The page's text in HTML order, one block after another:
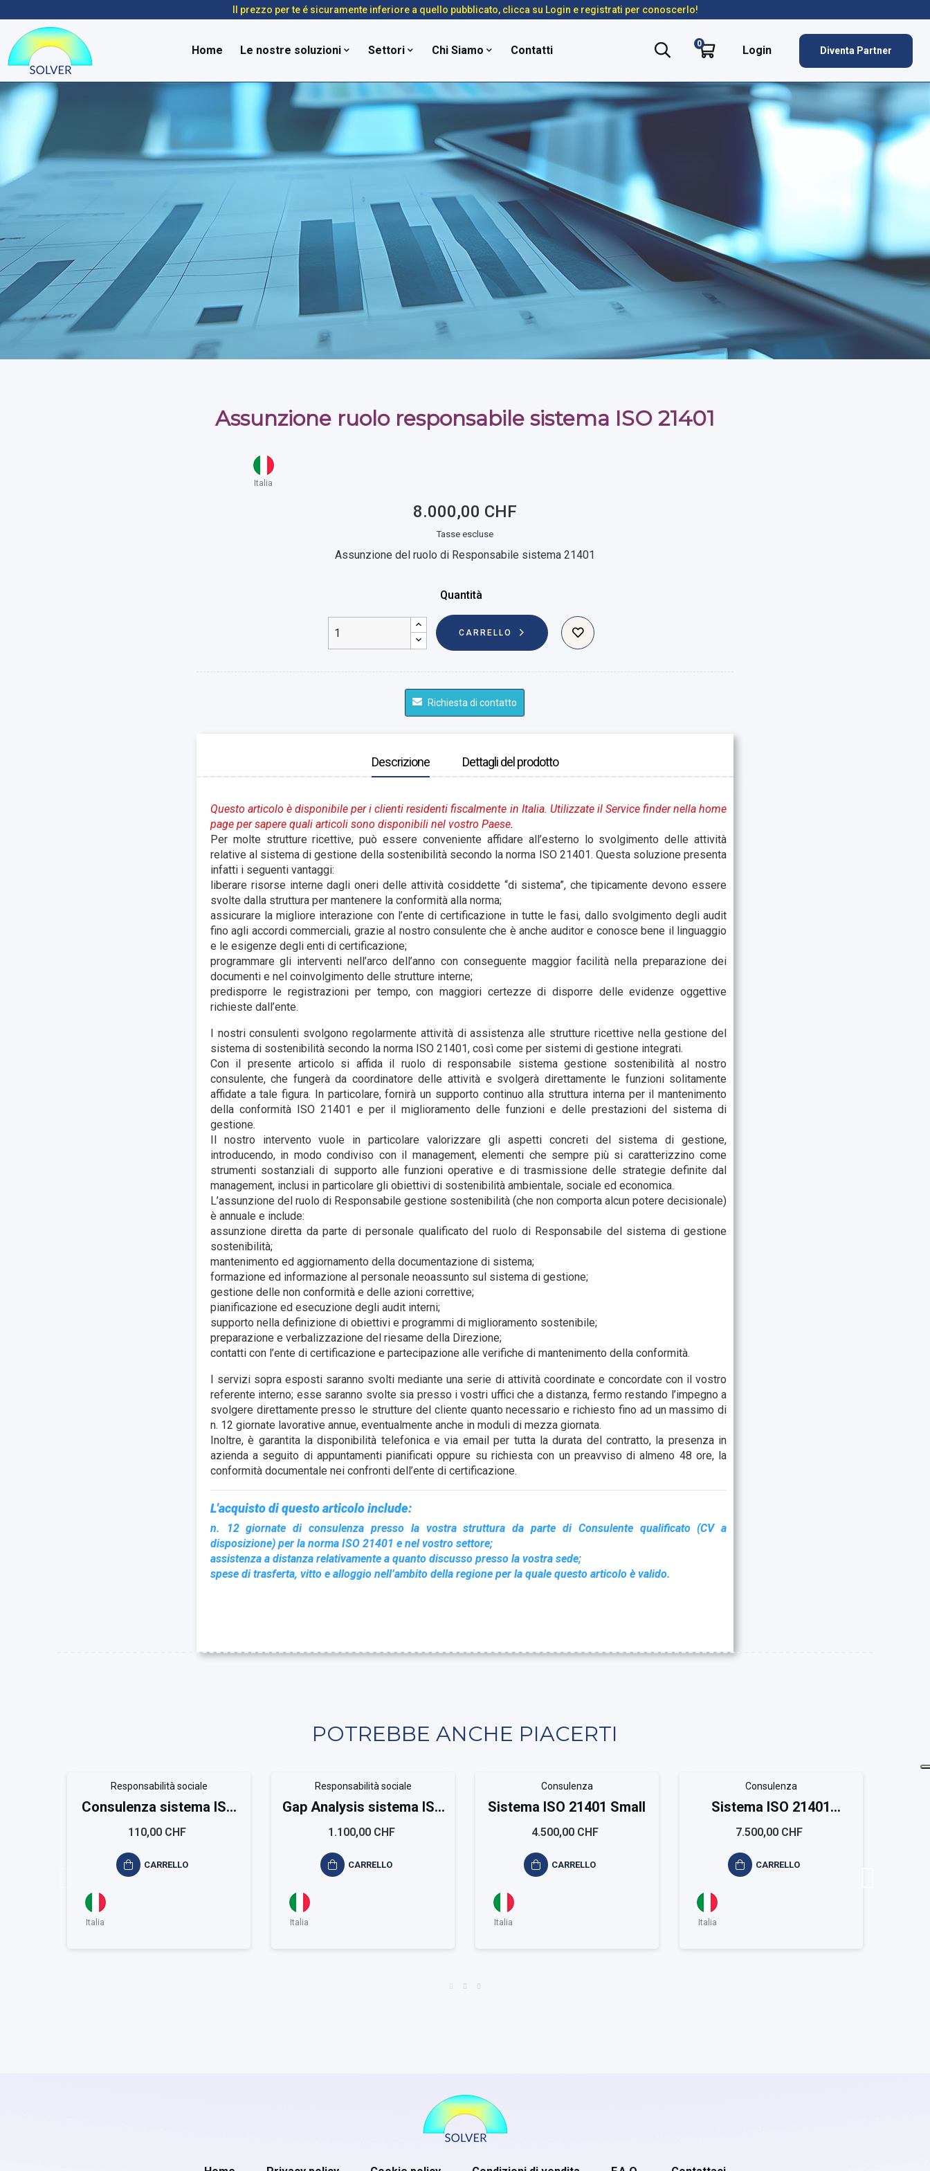
Il prezzo per te é sicuramente inferiore a quello pubblicato, clicca su Login e registrati per conoscerlo!
Home Le nostre soluzioni Settori Chi Siamo Contatti 0 Login Diventa Partner
Assunzione ruolo responsabile sistema ISO 21401
Italia
8.000,00 CHF
Tasse escluse
Assunzione del ruolo di Responsabile sistema 21401
Quantità
CARRELLO
Richiesta di contatto
Descrizione Dettagli del prodotto
Questo articolo è disponibile per i clienti residenti fiscalmente in Italia. Utilizzate il Service finder nella home
page per sapere quali articoli sono disponibili nel vostro Paese.
Per molte strutture ricettive, può essere conveniente affidare all’esterno lo svolgimento delle attività
relative al sistema di gestione della sostenibilità secondo la norma ISO 21401. Questa soluzione presenta
infatti i seguenti vantaggi:
liberare risorse interne dagli oneri delle attività cosiddette “di sistema”, che tipicamente devono essere
svolte dalla struttura per mantenere la conformità alla norma;
assicurare la migliore interazione con l’ente di certificazione in tutte le fasi, dallo svolgimento degli audit
fino agli accordi commerciali, grazie al nostro consulente che è anche auditor e conosce bene il linguaggio
e le esigenze degli enti di certificazione;
programmare gli interventi nell’arco dell’anno con conseguente maggior facilità nella preparazione dei
documenti e nel coinvolgimento delle strutture interne;
predisporre le registrazioni per tempo, con maggiori certezze di disporre delle evidenze oggettive
richieste dall’ente.
I nostri consulenti svolgono regolarmente attività di assistenza alle strutture ricettive nella gestione del
sistema di sostenibilità secondo la norma ISO 21401, così come per sistemi di gestione integrati.
Con il presente articolo si affida il ruolo di responsabile sistema gestione sostenibilità al nostro
consulente, che fungerà da coordinatore delle attività e svolgerà direttamente le funzioni solitamente
affidate a tale figura. In particolare, fornirà un supporto continuo alla struttura interna per il mantenimento
della conformità ISO 21401 e per il miglioramento delle funzioni e delle prestazioni del sistema di
gestione.
Il nostro intervento vuole in particolare valorizzare gli aspetti concreti del sistema di gestione,
introducendo, in modo condiviso con il management, elementi che sempre più si caratterizzino come
strumenti sostanziali di supporto alle funzioni operative e di trasmissione delle strategie definite dal
management, inclusi in particolare gli obiettivi di sostenibilità ambientale, sociale ed economica.
L’assunzione del ruolo di Responsabile gestione sostenibilità (che non comporta alcun potere decisionale)
è annuale e include:
assunzione diretta da parte di personale qualificato del ruolo di Responsabile del sistema di gestione
sostenibilità;
mantenimento ed aggiornamento della documentazione di sistema;
formazione ed informazione al personale neoassunto sul sistema di gestione;
gestione delle non conformità e delle azioni correttive;
pianificazione ed esecuzione degli audit interni;
supporto nella definizione di obiettivi e programmi di miglioramento sostenibile;
preparazione e verbalizzazione del riesame della Direzione;
contatti con l’ente di certificazione e partecipazione alle verifiche di mantenimento della conformità.
I servizi sopra esposti saranno svolti mediante una serie di attività coordinate e concordate con il vostro
referente interno; esse saranno svolte sia presso i vostri uffici che a distanza, fermo restando l’impegno a
svolgere direttamente presso le strutture del cliente quanto necessario e richiesto fino ad un massimo di
n. 12 giornate lavorative annue, eventualmente anche in moduli di mezza giornata.
Inoltre, è garantita la disponibilità telefonica e via email per tutta la durata del contratto, la presenza in
azienda a seguito di appuntamenti pianificati oppure su richiesta con un preavviso di almeno 48 ore, la
conformità documentale nei confronti dell’ente di certificazione.
L'acquisto di questo articolo include:
n. 12 giornate di consulenza presso la vostra struttura da parte di Consulente qualificato (CV a
disposizione) per la norma ISO 21401 e nel vostro settore;
assistenza a distanza relativamente a quanto discusso presso la vostra sede;
spese di trasferta, vitto e alloggio nell’ambito della regione per la quale questo articolo è valido.
POTREBBE ANCHE PIACERTI
Responsabilità sociale
Consulenza sistema ISO
21401
110,00 CHF
CARRELLO
Italia
Responsabilità sociale
Gap Analysis sistema ISO
21401
1.100,00 CHF
CARRELLO
Italia
Consulenza
Sistema ISO 21401 Small
4.500,00 CHF
CARRELLO
Italia
Consulenza
Sistema ISO 21401
Medium
7.500,00 CHF
CARRELLO
Italia